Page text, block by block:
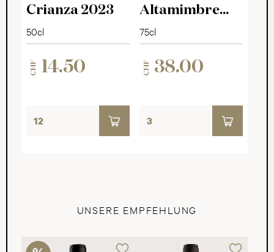
Crianza 2023
50cl
CHF 14.50
Altamimbre
2021
75cl
CHF 38.00
UNSERE EMPFEHLUNG